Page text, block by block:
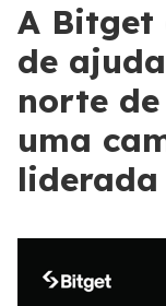
A Bitget
de
norte
uma